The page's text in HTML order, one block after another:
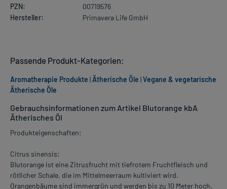
PZN:
00719576
Hersteller:
Primavera Life GmbH
Gebrauchsinformationen zum Artikel Blutorange kbA
Ätherisches Öl
Produkteigenschaften:
Citrus sinensis:
Blutorange ist eine Zitrusfrucht mit tiefrotem Fruchtfleisch und
rötlicher Schale, die im Mittelmeerraum kultiviert wird.
Orangenbäume sind immergrün und werden bis zu 10 Meter hoch.
Passende Produkt-Kategorien:
Aromatherapie Produkte |Ätherische Öle |Vegane & vegetarische
Ätherische Öle